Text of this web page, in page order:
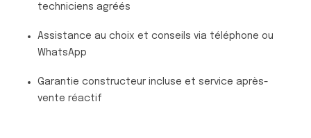
techniciens agréés
Assistance au choix et conseils via téléphone ou
WhatsApp
Garantie constructeur incluse et service après-
vente réactif